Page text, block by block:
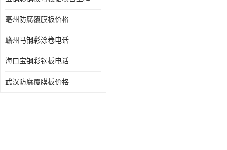
亳州防腐覆膜板价格
赣州马钢彩涂卷电话
海口宝钢彩钢板电话
武汉防腐覆膜板价格